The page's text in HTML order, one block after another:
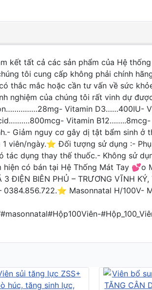
kết tất cả các sản phẩm của Hệ
tôi cung cấp không phải chính
thắc mắc hoặc cần tư vấn về sức
nghiệm của chúng tôi rất vinh dự
Vitamin D3……400IU-
Vitamin
Giảm nguy cơ gây dị tật bẩm sinh ở
viên/ngày.⭐️ Đối tượng sử dụng :-
dụng thay thế thuốc.- Không sử
có bán tại Hệ Thống Mát Tay 💕o
ĐIỆN BIÊN PHỦ – TRƯƠNG VĨNH
0384.856.722.⭐️ Masonnatal H/100V-